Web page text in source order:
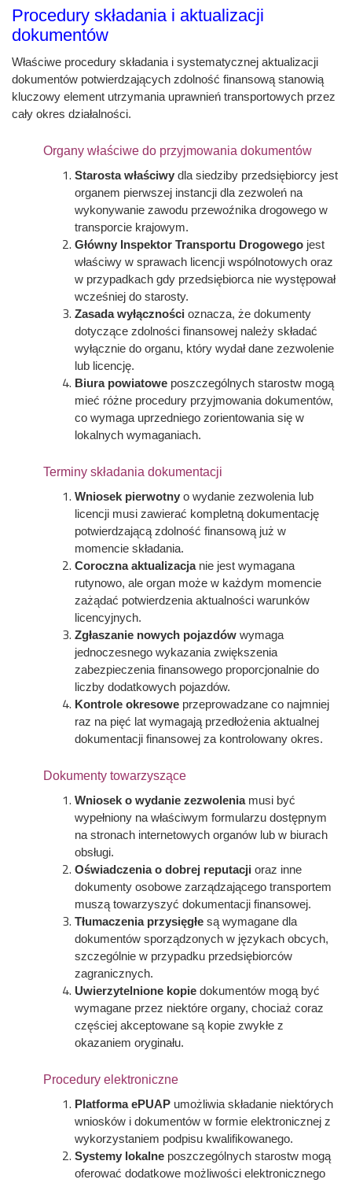
Procedury składania i aktualizacji
dokumentów
Właściwe procedury składania i systematycznej aktualizacji
dokumentów potwierdzających zdolność finansową stanowią
kluczowy element utrzymania uprawnień transportowych przez
cały okres działalności.
Organy właściwe do przyjmowania dokumentów
Starosta właściwy dla siedziby przedsiębiorcy jest
organem pierwszej instancji dla zezwoleń na
wykonywanie zawodu przewoźnika drogowego w
transporcie krajowym.
Główny Inspektor Transportu Drogowego jest
właściwy w sprawach licencji wspólnotowych oraz
w przypadkach gdy przedsiębiorca nie występował
wcześniej do starosty.
Zasada wyłączności oznacza, że dokumenty
dotyczące zdolności finansowej należy składać
wyłącznie do organu, który wydał dane zezwolenie
lub licencję.
Biura powiatowe poszczególnych starostw mogą
mieć różne procedury przyjmowania dokumentów,
co wymaga uprzedniego zorientowania się w
lokalnych wymaganiach.
Terminy składania dokumentacji
Wniosek pierwotny o wydanie zezwolenia lub
licencji musi zawierać kompletną dokumentację
potwierdzającą zdolność finansową już w
momencie składania.
Coroczna aktualizacjanie jest wymagana
rutynowo, ale organ może w każdym momencie
zażądać potwierdzenia aktualności warunków
licencyjnych.
Zgłaszanie nowych pojazdów wymaga
jednoczesnego wykazania zwiększenia
zabezpieczenia finansowego proporcjonalnie do
liczby dodatkowych pojazdów.
Kontrole okresowe przeprowadzane co najmniej
raz na pięć lat wymagają przedłożenia aktualnej
dokumentacji finansowej za kontrolowany okres.
Dokumenty towarzyszące
Wniosek o wydanie zezwoleniamusi być
wypełniony na właściwym formularzu dostępnym
na stronach internetowych organów lub w biurach
obsługi.
Oświadczenia o dobrej reputacji oraz inne
dokumenty osobowe zarządzającego transportem
muszą towarzyszyć dokumentacji finansowej.
Tłumaczenia przysięgłe są wymagane dla
dokumentów sporządzonych w językach obcych,
szczególnie w przypadku przedsiębiorców
zagranicznych.
Uwierzytelnione kopie dokumentów mogą być
wymagane przez niektóre organy, chociaż coraz
częściej akceptowane są kopie zwykłe z
okazaniem oryginału.
Procedury elektroniczne
Platforma ePUAP umożliwia składanie niektórych
wniosków i dokumentów w formie elektronicznej z
wykorzystaniem podpisu kwalifikowanego.
Systemy lokalne poszczególnych starostw mogą
oferować dodatkowe możliwości elektronicznego